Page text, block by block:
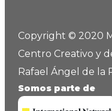
Copyright © 2020
Centro Creativo y
Rafael Ángel de la
Somos parte de